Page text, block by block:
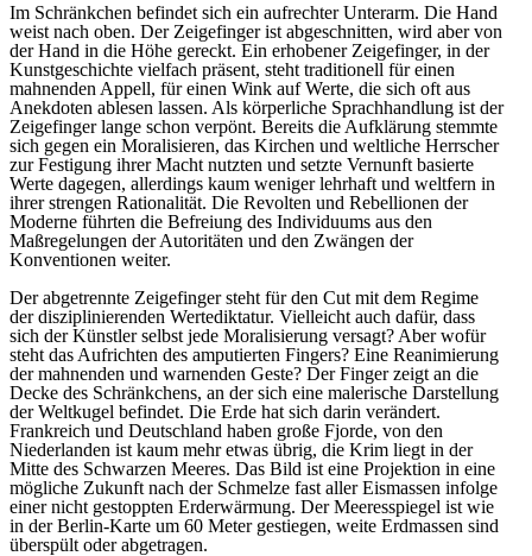
Im Schränkchen befindet sich ein aufrechter Unterarm. Die Hand
weist nach oben. Der Zeigefinger ist abgeschnitten, wird aber von
der Hand in die Höhe gereckt. Ein erhobener Zeigefinger, in der
Kunstgeschichte vielfach präsent, steht traditionell für einen
mahnenden Appell, für einen Wink auf Werte, die sich oft aus
Anekdoten ablesen lassen. Als körperliche Sprachhandlung ist der
Zeigefinger lange schon verpönt. Bereits die Aufklärung stemmte
sich gegen ein Moralisieren, das Kirchen und weltliche Herrscher
zur Festigung ihrer Macht nutzten und setzte Vernunft basierte
Werte dagegen, allerdings kaum weniger lehrhaft und weltfern in
ihrer strengen Rationalität. Die Revolten und Rebellionen der
Moderne führten die Befreiung des Individuums aus den
Maßregelungen der Autoritäten und den Zwängen der
Konventionen weiter.
Der abgetrennte Zeigefinger steht für den Cut mit dem Regime
der disziplinierenden Wertediktatur. Vielleicht auch dafür, dass
sich der Künstler selbst jede Moralisierung versagt? Aber wofür
steht das Aufrichten des amputierten Fingers? Eine Reanimierung
der mahnenden und warnenden Geste? Der Finger zeigt an die
Decke des Schränkchens, an der sich eine malerische Darstellung
der Weltkugel befindet. Die Erde hat sich darin verändert.
Frankreich und Deutschland haben große Fjorde, von den
Niederlanden ist kaum mehr etwas übrig, die Krim liegt in der
Mitte des Schwarzen Meeres. Das Bild ist eine Projektion in eine
mögliche Zukunft nach der Schmelze fast aller Eismassen infolge
einer nicht gestoppten Erderwärmung. Der Meeresspiegel ist wie
in der Berlin-Karte um 60 Meter gestiegen, weite Erdmassen sind
überspült oder abgetragen.